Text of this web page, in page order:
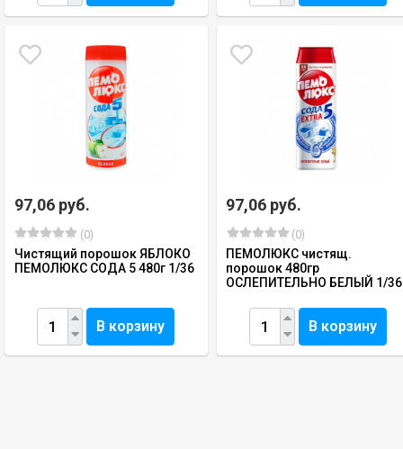
97,06 руб.
(0)
Чистящий порошок ЯБЛОКО
ПЕМОЛЮКС СОДА 5 480г 1/36
В корзину
97,06 руб.
(0)
ПЕМОЛЮКС чистящ.
порошок 480гр
ОСЛЕПИТЕЛЬНО БЕЛЫЙ 1/36
В корзину